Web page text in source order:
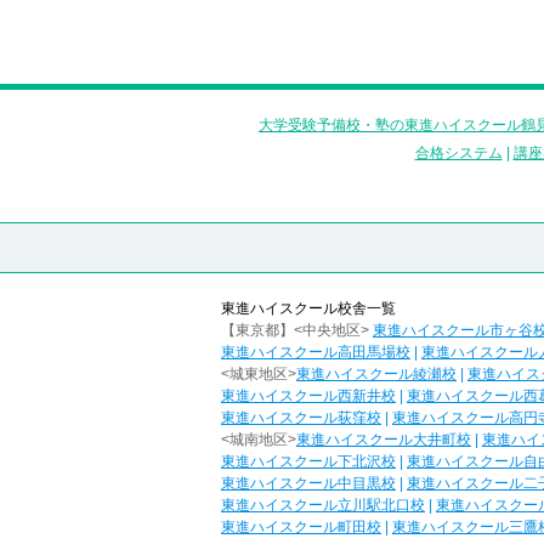
大学受験予備校・塾の東進ハイスクール鶴
合格システム
講
東進ハイスクール校舎一覧
【東京都】<中央地区> 東進ハイスクール市ヶ谷
東進ハイスクール高田馬場校
東進ハイスクール
<城東地区>東進ハイスクール綾瀬校
東進ハイ
東進ハイスクール西新井校
東進ハイスクール西
東進ハイスクール荻窪校
東進ハイスクール高円
<城南地区>東進ハイスクール大井町校
東進ハイ
東進ハイスクール下北沢校
東進ハイスクール自
東進ハイスクール中目黒校
東進ハイスクール二
東進ハイスクール立川駅北口校
東進ハイスクー
東進ハイスクール町田校
東進ハイスクール三鷹